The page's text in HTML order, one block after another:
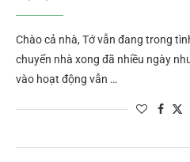
Chào cả nhà, Tớ vẫn đang trong
chuyển nhà xong đã nhiều ngày
vào hoạt động vẫn …